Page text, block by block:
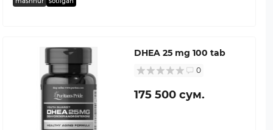
DHEA 25 mg 100 tab
0
175 500 сум.